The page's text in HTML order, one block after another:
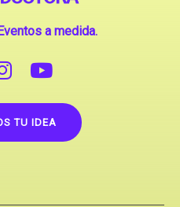
a medida.
TU IDEA